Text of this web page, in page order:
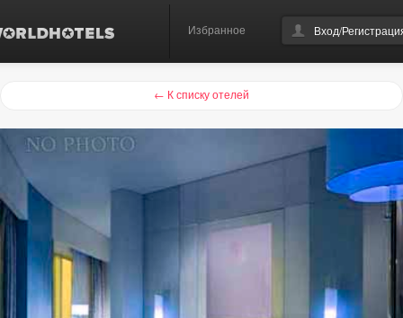
Избранное Вход/
← К списку отелей